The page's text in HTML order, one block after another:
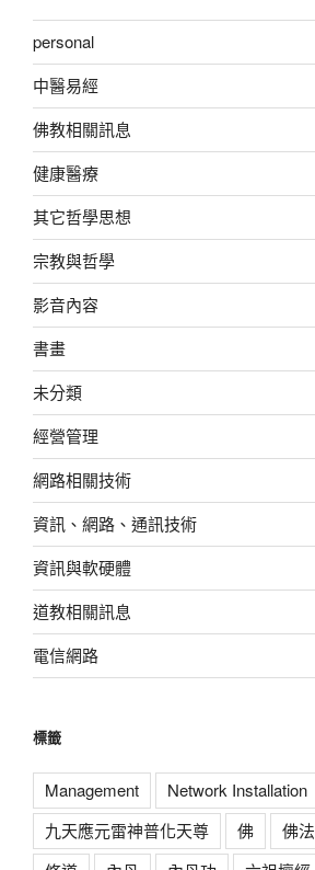
personal
中醫易經
佛教相關訊息
健康醫療
其它哲學思想
宗教與哲學
影音內容
書畫
未分類
經營管理
網路相關技術
資訊、網路、通訊技術
資訊與軟硬體
道教相關訊息
電信網路
標籤
Management Network Installation
九天應元雷神普化天尊
佛 佛法